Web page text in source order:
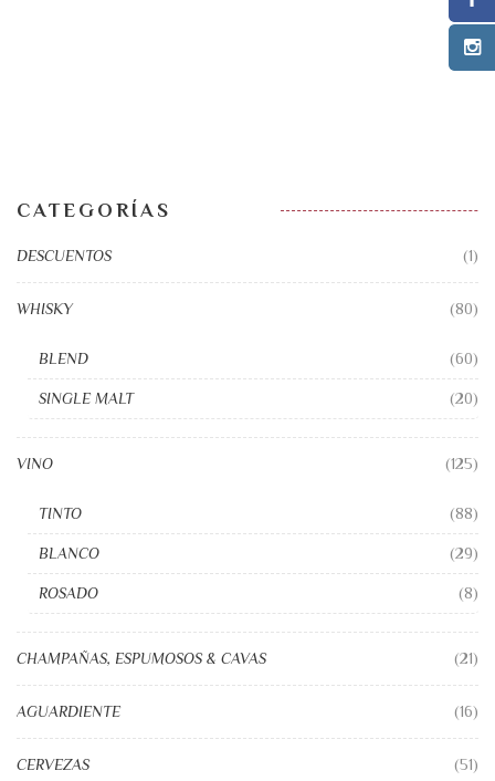
CATEGORÍAS
DESCUENTOS (1)
WHISKY (80)
BLEND (60)
SINGLE MALT (20)
VINO (125)
TINTO (88)
BLANCO (29)
ROSADO (8)
CHAMPAÑAS, ESPUMOSOS & CAVAS (21)
AGUARDIENTE (16)
CERVEZAS (51)